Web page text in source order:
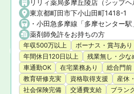
東京都町田市下小山田町1418-1
薬剤師免許をお持ちの方
年収500万以上
ボーナス・賞与あり
年間休日120日以上
残業無し・少な
車通勤OK
在宅業務あり 総合門前
教育研修充実
資格取得支援
産休
社会保険完備
交通費支給 ブラン